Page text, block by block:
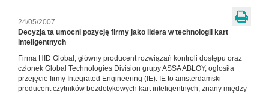
24/05/2007
Decyzja ta umocni pozycję firmy jako lidera w technologii kart
inteligentnych
Firma HID Global, główny producent rozwiązań kontroli dostępu oraz
członek Global Technologies Division grupy ASSA ABLOY, ogłosiła
przejęcie firmy Integrated Engineering (IE). IE to amsterdamski
producent czytników bezdotykowych kart inteligentnych, znany między